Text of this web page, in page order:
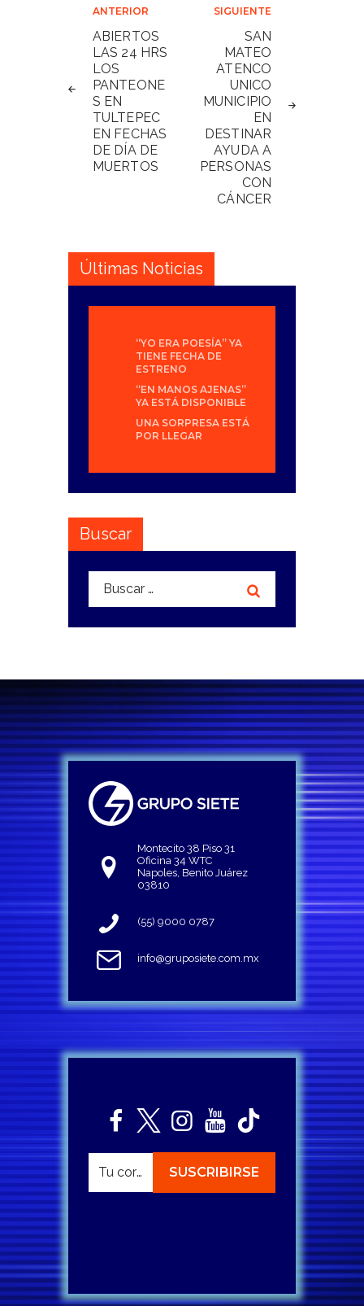
Navegación
de
entradas
ANTERIOR
ABIERTOS
LAS 24 HRS
LOS
PANTEONE
S EN
TULTEPEC
EN FECHAS
DE DÍA DE
MUERTOS
SIGUIENTE
SAN
MATEO
ATENCO
UNICO
MUNICIPIO
EN
DESTINAR
AYUDA A
PERSONAS
CON
CÁNCER
Últimas Noticias
“YO ERA POESÍA” YA
TIENE FECHA DE
ESTRENO
“EN MANOS AJENAS”
YA ESTÁ DISPONIBLE
UNA SORPRESA ESTÁ
POR LLEGAR
Buscar
Buscar:
Montecito 38 Piso 31
Oficina 34 WTC
Napoles, Benito Juárez
03810
(55) 9000 0787
info@gruposiete.com.mx